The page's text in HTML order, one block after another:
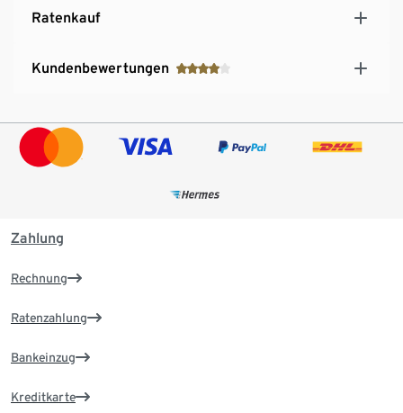
Ratenkauf
Kundenbewertungen
Zahlung
Rechnung
Ratenzahlung
Bankeinzug
Kreditkarte